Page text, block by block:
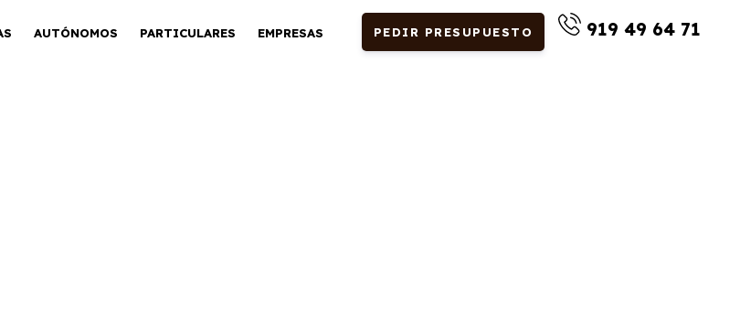
AUTÓNOMOS PARTICULARES EMPRESAS PEDIR PRESUPUESTO 919 49 64 71